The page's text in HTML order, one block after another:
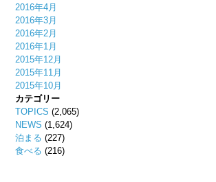
2016年4月
2016年3月
2016年2月
2016年1月
2015年12月
2015年11月
2015年10月
カテゴリー
TOPICS (2,065)
NEWS (1,624)
泊まる (227)
食べる (216)